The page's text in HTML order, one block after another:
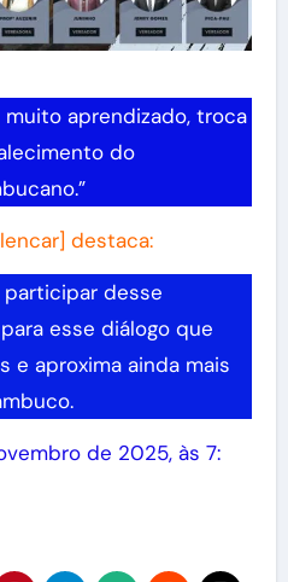
aprendizado, troca
do
destaca:
participar desse
esse diálogo que
e aproxima ainda mais
de 2025, às 7: